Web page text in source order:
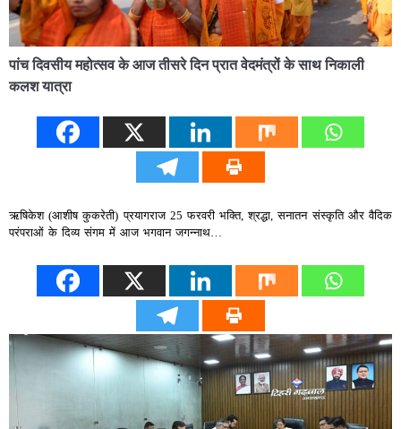
पांच दिवसीय महोत्सव के आज तीसरे दिन प्रात वेदमंत्रों के साथ निकाली
कलश यात्रा
ऋषिकेश (आशीष कुकरेती) प्रयागराज 25 फरवरी भक्ति, श्रद्धा, सनातन संस्कृति और वैदिक
परंपराओं के दिव्य संगम में आज भगवान जगन्नाथ…